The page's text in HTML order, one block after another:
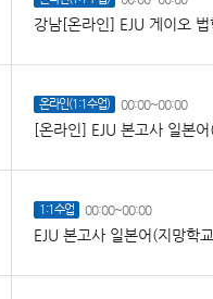
강남[온라인] EJU 게이오
온라인(1:1수업) 00:00~00:00
[온라인] EJU 본고사 일본
1:1수업 00:00~00:00
EJU 본고사 일본어(지망학